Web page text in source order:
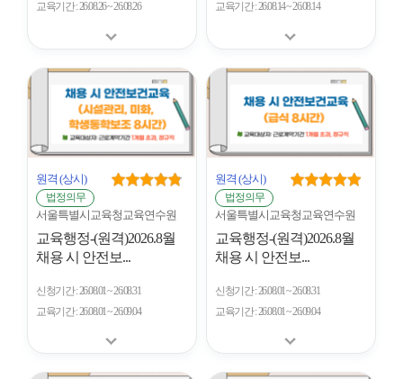
교육기간 26.08.26 ~ 26.08.26
교육기간 26.08.14 ~ 26.08.14
원격 (상시)
법정의무
서울특별시교육청교육연수원
교육행정-(원격)2026.8월
채용 시 안전보...
신청기간 26.08.01 ~ 26.08.31
교육기간 26.08.01 ~ 26.09.04
원격 (상시)
법정의무
서울특별시교육청교육연수원
교육행정-(원격)2026.8월
채용 시 안전보...
신청기간 26.08.01 ~ 26.08.31
교육기간 26.08.01 ~ 26.09.04